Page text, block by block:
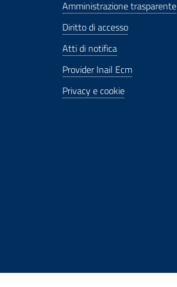
Amministrazione trasparente
Diritto di accesso
Atti di notifica
Provider Inail Ecm
Privacy e cookie